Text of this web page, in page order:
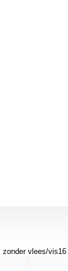
zonder vlees/vis16